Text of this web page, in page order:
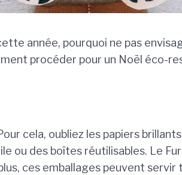
année, pourquoi ne pas
procéder pour un Noël éco-
cela, oubliez les papiers
ou des boîtes réutilisables. Le
ces emballages peuvent servir